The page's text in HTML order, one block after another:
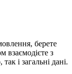
берете
взаємодієте з
і загальні дані.